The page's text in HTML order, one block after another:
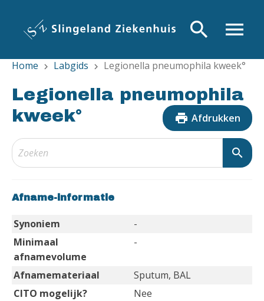
inhoud
menu
search
Home chevron_right Labgids chevron_right Legionella pneumophila kweek°
Legionella pneumophila
kweek°
print Afdrukken
search
Afname-informatie
Synoniem
-
Minimaal
afnamevolume
-
Afnamemateriaal
Sputum, BAL
CITO mogelijk?
Nee